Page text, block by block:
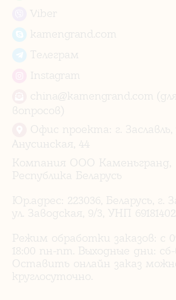
Viber
kamengrand.com
Телеграм
Instagram
china@kamengrand.com
вопросов)
Офис проекта: г. Заславль,
Анусинская, 44
Компания ООО Каменьгранд,
Республика Беларусь
Юр.адрес: 223036, Беларусь, г.
ул. Заводская, 9/3, УНП
Режим обработки заказов: с
18:00 пн-пт. Выходные дни: сб-
Оставить онлайн заказ
круглосуточно.